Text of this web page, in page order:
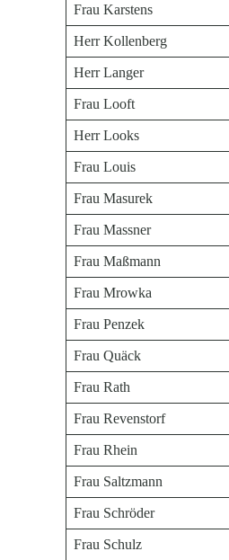
Frau Karstens
Herr Kollenberg
Herr Langer
Frau Looft
Herr Looks
Frau Louis
Frau Masurek
Frau Massner
Frau Maßmann
Frau Mrowka
Frau Penzek
Frau Quäck
Frau Rath
Frau Revenstorf
Frau Rhein
Frau Saltzmann
Frau Schröder
Frau Schulz